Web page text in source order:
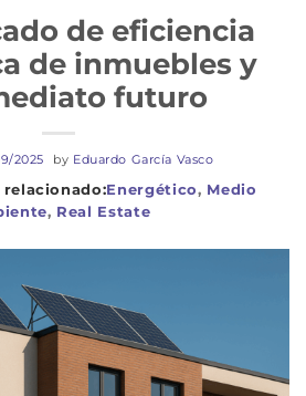
Energético, Medio
, Real Estate
de eficiencia
de inmuebles y
futuro
2025 by Eduardo García Vasco